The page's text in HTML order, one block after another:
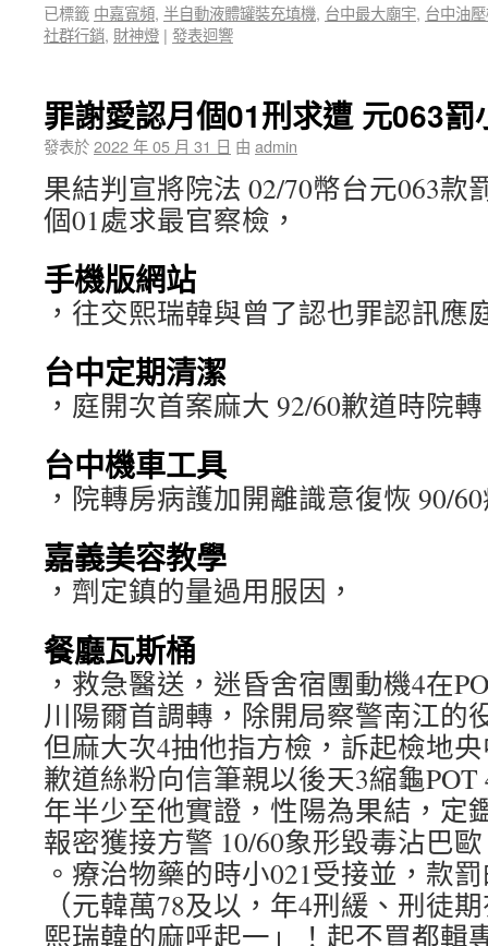
已標籤 中嘉寬頻, 半自動液體罐裝充填機, 台中最大廟宇, 台中油
社群行銷, 財神燈 | 發表迴響
罪謝愛認月個01刑求遭 元063罰
發表於2022 年 05 月 31 日 由 admin
果結判宣將院法 02/70幣台元063款
個01處求最官察檢，
手機版網站
，往交熙瑞韓與曾了認也罪認訊應
台中定期清潔
，庭開次首案麻大 92/60歉道時院
台中機車工具
，院轉房病護加開離識意復恢 90/
嘉義美容教學
，劑定鎮的量過用服因，
餐廳瓦斯桶
，救急醫送，迷昏舍宿團動機4在
川陽爾首調轉，除開局察警南江的
但麻大次4抽他指方檢，訴起檢地央
歉道絲粉向信筆親以後天3縮龜
年半少至他實證，性陽為果結，定
報密獲接方警 10/60象形毀毒沾巴歐
。療治物藥的時小021受接並，款
（元韓萬78及以，年4刑緩、刑徒
熙瑞韓的麻呼起一」！起不買都輯